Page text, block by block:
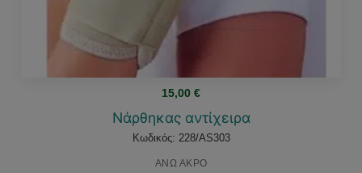
15,00 €
Νάρθηκας αντίχειρα
Κωδικός: 228/AS303
ΑΝΩ ΑΚΡΟ